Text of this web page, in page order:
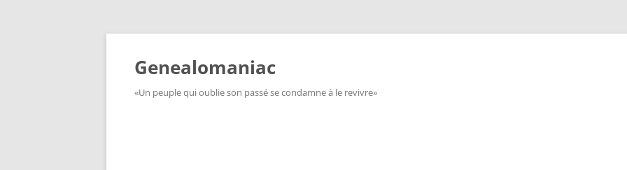
Aller
Genealomaniac
«Un peuple qui oublie son passé se condamne à le revivre»